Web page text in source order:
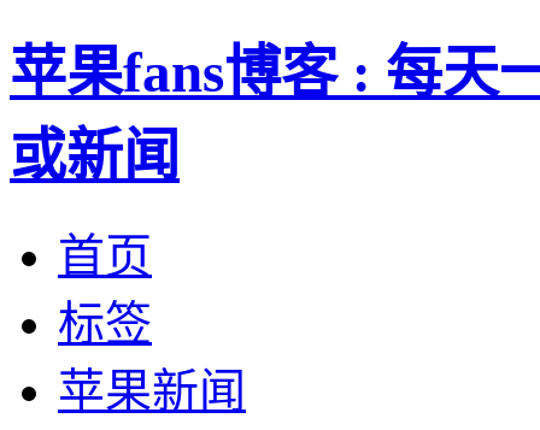
苹果fans博客 : 每天
或新闻
首页
标签
苹果新闻